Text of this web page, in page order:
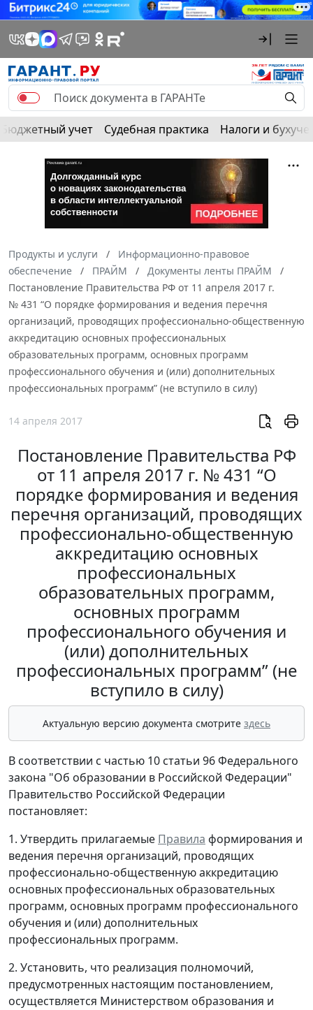
Бюджетный учет Судебная практика Налоги и
Продукты и услуги
Информационно-правовое
обеспечение
ПРАЙМ
Документы ленты ПРАЙМ
Постановление Правительства РФ от 11 апреля 2017 г.
№ 431 “О порядке формирования и ведения перечня
организаций, проводящих профессионально-общественную
аккредитацию основных профессиональных
образовательных программ, основных программ
профессионального обучения и (или) дополнительных
профессиональных программ” (не вступило в силу)
14 апреля 2017
Постановление Правительства РФ
от 11 апреля 2017 г. № 431 “О
порядке формирования и ведения
перечня организаций, проводящих
профессионально-общественную
аккредитацию основных
профессиональных
образовательных программ,
основных программ
профессионального обучения и
(или) дополнительных
профессиональных программ” (не
вступило в силу)
Актуальную версию документа смотрите здесь
В соответствии с частью 10 статьи 96 Федерального
закона "Об образовании в Российской Федерации"
Правительство Российской Федерации
постановляет:
1. Утвердить прилагаемые Правила формирования и
ведения перечня организаций, проводящих
профессионально-общественную аккредитацию
основных профессиональных образовательных
программ, основных программ профессионального
обучения и (или) дополнительных
профессиональных программ.
2. Установить, что реализация полномочий,
предусмотренных настоящим постановлением,
осуществляется Министерством образования и